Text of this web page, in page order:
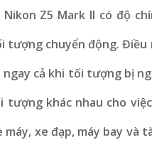
Z5 Mark II có độ
tượng chuyển động.
cả khi tối tượng bị
khác nhau cho
máy, xe đạp, máy bay và